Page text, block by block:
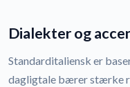
Dialekter og
Standarditaliensk er
dagligtale bærer stærke